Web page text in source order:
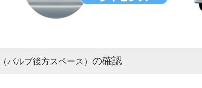
（バルブ後方スペース） の確認